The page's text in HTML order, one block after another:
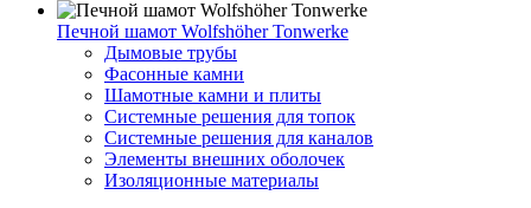
Печной шамот Wolfshöher Tonwerke
Дымовые трубы
Фасонные камни
Шамотные камни и плиты
Системные решения для топок
Системные решения для каналов
Элементы внешних оболочек
Изоляционные материалы